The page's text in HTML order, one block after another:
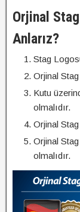
Orjinal
Anlarız?
Stag
Orjinal
Kutu
olmalıdır.
Orjinal
Orjinal
olmalıdır.